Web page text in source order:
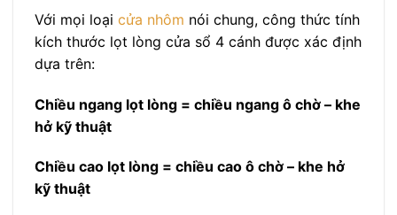
Với mọi loại cửa nhôm nói chung, công thức tính
kích thước lọt lòng cửa sổ 4 cánh được xác định
dựa trên:
Chiều ngang lọt lòng = chiều ngang ô chờ – khe
hở kỹ thuật
Chiều cao lọt lòng = chiều cao ô chờ – khe hở
kỹ thuật